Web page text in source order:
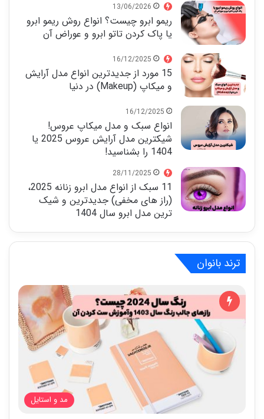
13/06/2026
ریمو ابرو چیست؟ انواع روش ریمو ابرو
یا پاک کردن تاتو ابرو و عوراض آن
16/12/2025
15 مورد از جدیدترین انواع مدل آرایش
و میکاپ (Makeup) در دنیا
16/12/2025
انواع سبک و مدل میکاپ عروس!
شیکترین مدل آرایش عروس 2025 یا
1404 را بشناسید!
28/11/2025
11 سبک از انواع مدل ابرو زنانه 2025،
(راز های مخفی) جدیدترین و شیک
ترین مدل ابرو سال 1404
ترند بانوان
مد و استایل